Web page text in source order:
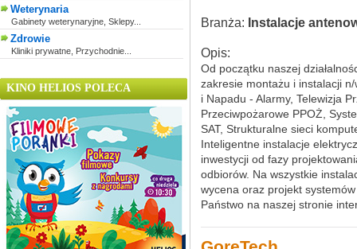
Weterynaria
Gabinety weterynaryjne, Sklepy...
Zdrowie
Kliniki prywatne, Przychodnie...
KINO HELIOS POLECA
Branża: Instalacje
Opis:
Od początku naszej
zakresie montażu i instalacji
i Napadu - Alarmy, Telewizja
Przeciwpożarowe PPOŻ,
SAT, Strukturalne sieci
Inteligentne instalacje
inwestycji od fazy
odbiorów. Na wszystkie
wycena oraz projekt
Państwo na naszej stronie